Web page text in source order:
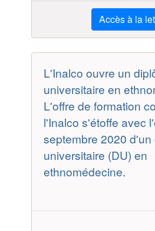
Accès à la
L'Inalco ouvre un
universitaire en
L'offre de formation
l'Inalco s'étoffe avec
septembre 2020 d'un
universitaire (DU) en
ethnomédecine.